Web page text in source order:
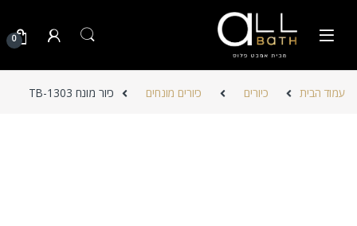
0
עמוד הבית כיורים כיורים מונחים כיור מונח TB-1303